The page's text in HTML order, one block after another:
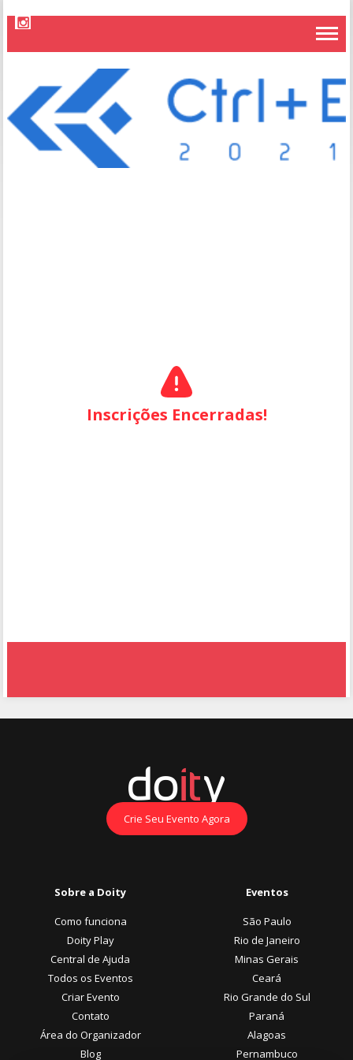
Inscrições Encerradas!
Crie Seu Evento Agora
Sobre a Doity
Como funciona
Doity Play
Central de Ajuda
Todos os Eventos
Criar Evento
Contato
Área do Organizador
Blog
Eventos
São Paulo
Rio de Janeiro
Minas Gerais
Ceará
Rio Grande do Sul
Paraná
Alagoas
Pernambuco